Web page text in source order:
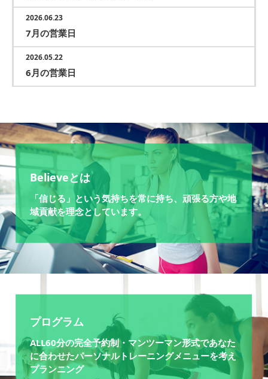
2026.06.23
7月の営業日
2026.05.22
6月の営業日
Believeとは
「信じる」という気持ちを常に持ち、頑張る方や地
域貢献を理念としています。
プログラム
ALL60分の完全予約制・マンツーマン形式であなた
に合わせたパーソナルトレーニングメニューを考え
プランニング